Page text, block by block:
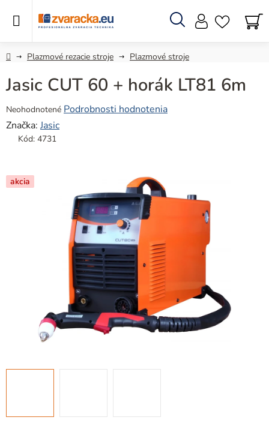
Hľadať
DomovPlazmové rezacie stroje Plazmové stroje
Jasic CUT 60 + horák LT81 6m
Priemerné
hodnotenie
produktu
z
5
Neohodnotené Podrobnosti hodnotenia
Značka: Jasic
Kód: 4731
akcia